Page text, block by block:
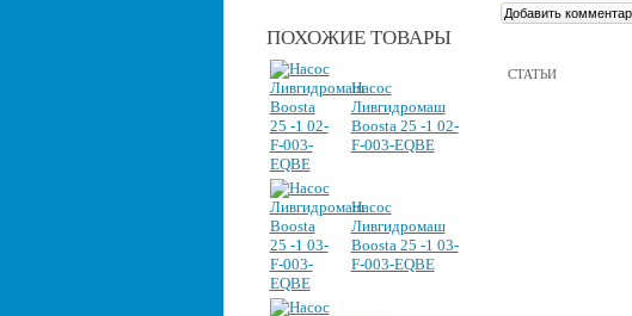
ПОХОЖИЕ ТОВАРЫ
Насос
Ливгидромаш
Boosta 25 -1 02-
F-003-EQBE
Насос
Ливгидромаш
Boosta 25 -1 03-
F-003-EQBE
СТАТЬИ